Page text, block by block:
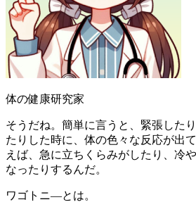
体の健康研究家
そうだね。簡単に言うと、緊張した
たりした時に、体の色々な反応が出
えば、急に立ちくらみがしたり、冷
なったりするんだ。
ワゴトニ―とは。